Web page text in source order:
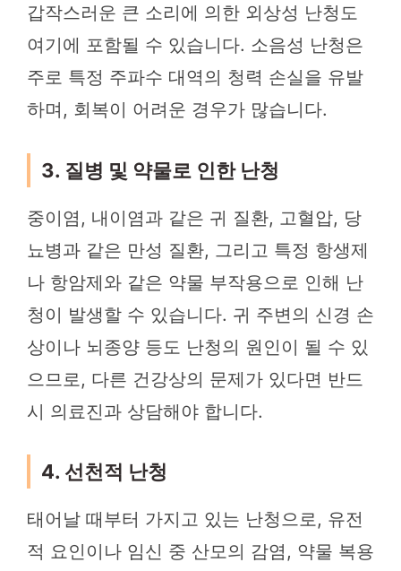
갑작스러운 큰 소리에 의한 외상성 난청도
여기에 포함될 수 있습니다. 소음성 난청은
주로 특정 주파수 대역의 청력 손실을 유발
하며, 회복이 어려운 경우가 많습니다.
3. 질병 및 약물로 인한 난청
중이염, 내이염과 같은 귀 질환, 고혈압, 당
뇨병과 같은 만성 질환, 그리고 특정 항생제
나 항암제와 같은 약물 부작용으로 인해 난
청이 발생할 수 있습니다. 귀 주변의 신경 손
상이나 뇌종양 등도 난청의 원인이 될 수 있
으므로, 다른 건강상의 문제가 있다면 반드
시 의료진과 상담해야 합니다.
4. 선천적 난청
태어날 때부터 가지고 있는 난청으로, 유전
적 요인이나 임신 중 산모의 감염, 약물 복용